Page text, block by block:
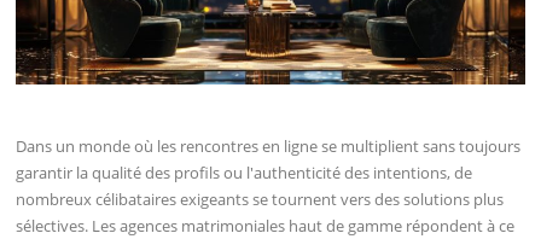
Dans un monde où les rencontres en ligne se multiplient sans toujours
garantir la qualité des profils ou l'authenticité des intentions, de
nombreux célibataires exigeants se tournent vers des solutions plus
sélectives. Les agences matrimoniales haut de gamme répondent à ce